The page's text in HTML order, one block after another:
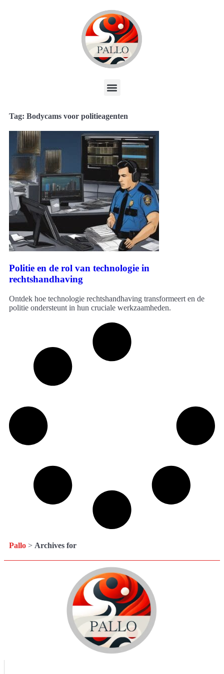
Tag: Bodycams voor politieagenten
Politie en de rol van technologie in
rechtshandhaving
Ontdek hoe technologie rechtshandhaving transformeert en de
politie ondersteunt in hun cruciale werkzaamheden.
Pallo > Archives for